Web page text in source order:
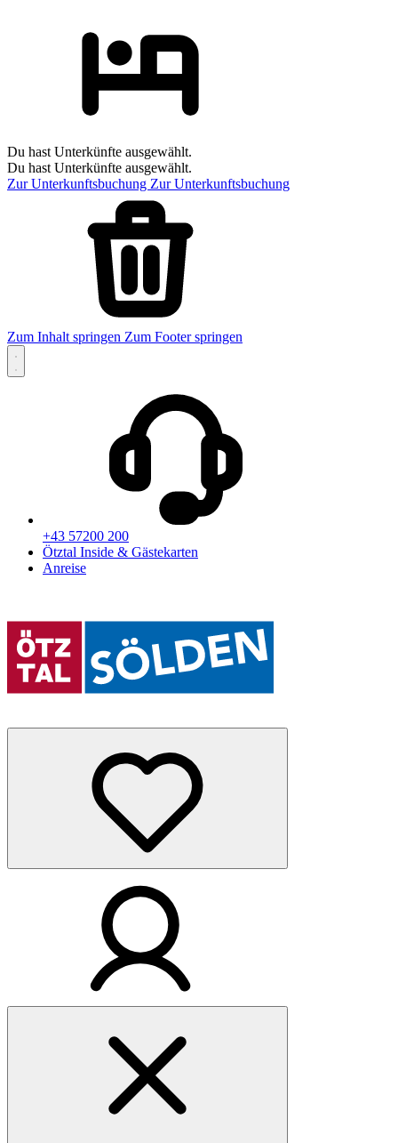
Du hast Unterkünfte ausgewählt.
Du hast Unterkünfte ausgewählt.
Zur Unterkunftsbuchung Zur Unterkunftsbuchung
Zum Inhalt springen Zum Footer springen
+43 57200 200
Ötztal Inside & Gästekarten
Anreise